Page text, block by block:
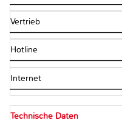
Vertrieb
Hotline
Internet
Technische Daten